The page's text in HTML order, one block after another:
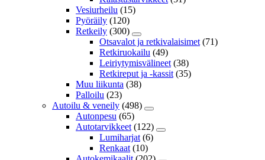
Vesiurheilu (15)
Pyöräily (120)
Retkeily (300)
Otsavalot ja retkivalaisimet (71)
Retkiruokailu (49)
Leiriytymisvälineet (38)
Retkireput ja -kassit (35)
Muu liikunta (38)
Palloilu (23)
Autoilu & veneily (498)
Autonpesu (65)
Autotarvikkeet (122)
Lumiharjat (6)
Renkaat (10)